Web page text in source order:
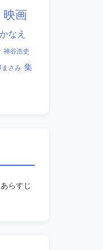
映画
なえ
神谷浩史
まさみ 集
らすじ